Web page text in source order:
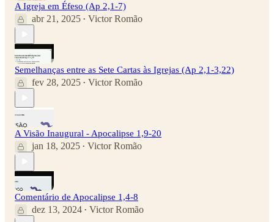
A Igreja em Éfeso (Ap 2,1-7)
abr 21, 2025 • Victor Romão
Semelhanças entre as Sete Cartas às Igrejas (Ap 2,1-3,22)
fev 28, 2025 • Victor Romão
A Visão Inaugural - Apocalipse 1,9-20
jan 18, 2025 • Victor Romão
Comentário de Apocalipse 1,4-8
dez 13, 2024 • Victor Romão